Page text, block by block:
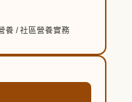
養 / 社區營養實務